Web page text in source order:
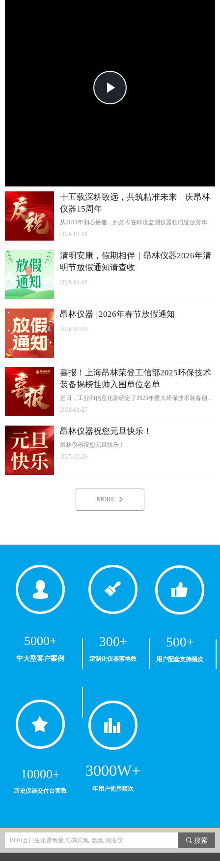
十五载深耕致远，共筑精准未来｜庆昂林
仪器15周年
从2011年初心播撒，到如今在环境监测仪器领域绽放芳华，
上海昂林科学仪器股份有限公司（以下简称“昂林仪器”），
征程，是精益求精的创新之路，更是同心同行的感恩之旅
——每一步成长，都镌刻着同仁的并肩拼搏；每一份成就，
任与厚爱。
2026-04-08
清明安康，假期相伴｜昂林仪器2026年清
明节放假通知请查收
2026-04-02
昂林仪器 | 2026年春节放假通知
2026-02-03
喜报！上海昂林荣登工信部2025环保技术
装备揭榜挂帅入围单位名单
近日，工业和信息化部确定了2025年重大环保技术装备创新
任务揭榜挂帅单位名单。上海昂林科学仪器股份有限公司实
2026-01-27
昂林仪器祝您元旦快乐！
昂林仪器祝您元旦快乐！
2025-12-26
MORE 넲
Play
定制化仪器落地数
뀢
300+
中大型客户案例
넙
5000+
뀲
3000W+
年用户使用频次
用户配套支持频次
뀗
500+
끄
10000+
历史仪器交付台套数
끠 搜索